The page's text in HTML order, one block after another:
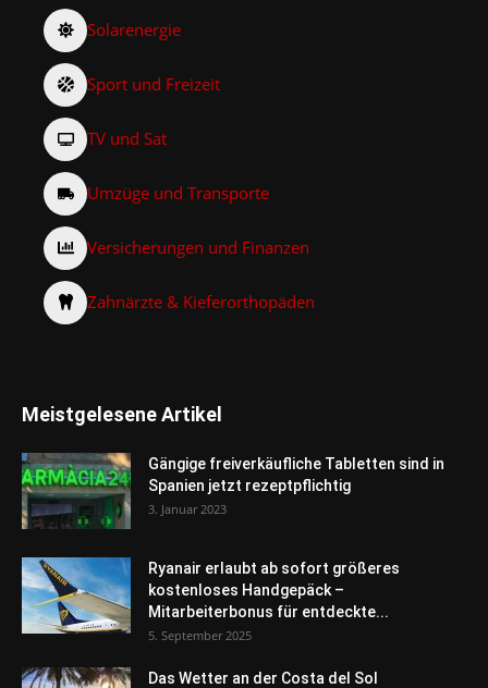
Solarenergie
Sport und Freizeit
TV und Sat
Umzüge und Transporte
Versicherungen und Finanzen
Zahnärzte & Kieferorthopäden
Meistgelesene Artikel
Gängige freiverkäufliche Tabletten sind in
Spanien jetzt rezeptpflichtig
3. Januar 2023
Ryanair erlaubt ab sofort größeres
kostenloses Handgepäck –
Mitarbeiterbonus für entdeckte...
5. September 2025
Das Wetter an der Costa del Sol